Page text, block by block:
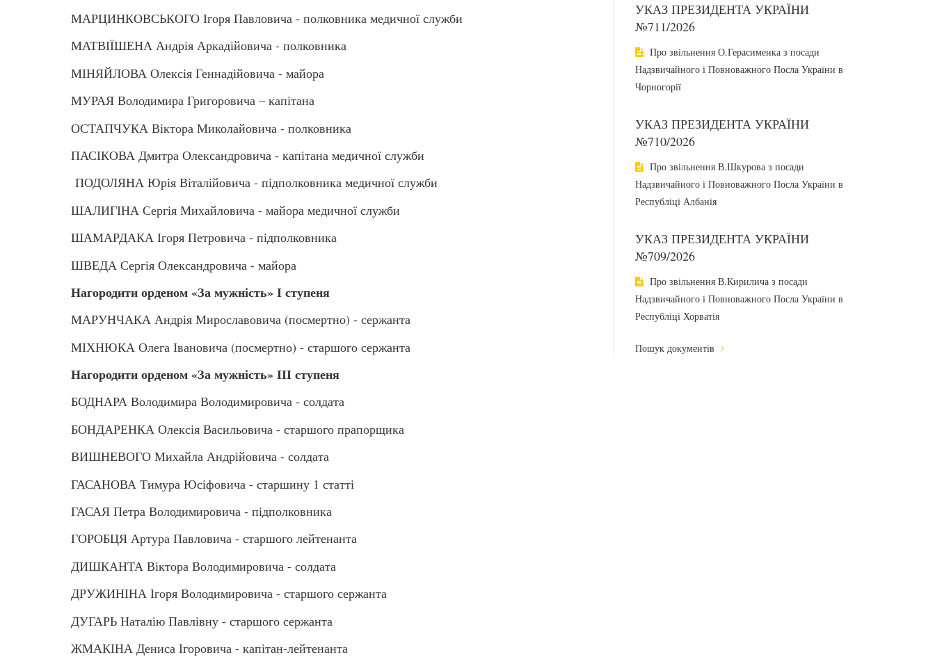
УКАЗ ПРЕЗИДЕНТА УКРАЇНИ
№711/2026
Про звільнення О.Герасименка з посади
Надзвичайного і Повноважного Посла України в
Чорногорії
УКАЗ ПРЕЗИДЕНТА УКРАЇНИ
№710/2026
Про звільнення В.Шкурова з посади
Надзвичайного і Повноважного Посла України в
Республіці Албанія
УКАЗ ПРЕЗИДЕНТА УКРАЇНИ
№709/2026
Про звільнення В.Кирилича з посади
Надзвичайного і Повноважного Посла України в
Республіці Хорватія
Пошук документів
МАРЦИНКОВСЬКОГО Ігоря Павловича - полковника медичної служби
МАТВІЇШЕНА Андрія Аркадійовича - полковника
МІНЯЙЛОВА Олексія Геннадійовича - майора
МУРАЯ Володимира Григоровича – капітана
ОСТАПЧУКА Віктора Миколайовича - полковника
ПАСІКОВА Дмитра Олександровича - капітана медичної служби
ПОДОЛЯНА Юрія Віталійовича - підполковника медичної служби
ШАЛИГІНА Сергія Михайловича - майора медичної служби
ШАМАРДАКА Ігоря Петровича - підполковника
ШВЕДА Сергія Олександровича - майора
Нагородити орденом «За мужність» І ступеня
МАРУНЧАКА Андрія Мирославовича (посмертно) - сержанта
МІХНЮКА Олега Івановича (посмертно) - старшого сержанта
Нагородити орденом «За мужність» ІІІ ступеня
БОДНАРА Володимира Володимировича - солдата
БОНДАРЕНКА Олексія Васильовича - старшого прапорщика
ВИШНЕВОГО Михайла Андрійовича - солдата
ГАСАНОВА Тимура Юсіфовича - старшину 1 статті
ГАСАЯ Петра Володимировича - підполковника
ГОРОБЦЯ Артура Павловича - старшого лейтенанта
ДИШКАНТА Віктора Володимировича - солдата
ДРУЖИНІНА Ігоря Володимировича - старшого сержанта
ДУГАРЬ Наталію Павлівну - старшого сержанта
ЖМАКІНА Дениса Ігоровича - капітан-лейтенанта